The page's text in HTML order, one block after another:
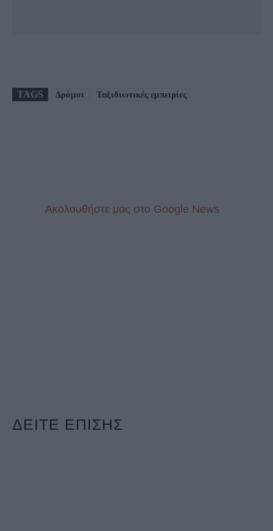
TAGS Δρόμοι Ταξιδιωτικές εμπειρίες
Aκολουθήστε μας στo Google News
ΔΕΙΤΕ ΕΠΙΣΗΣ